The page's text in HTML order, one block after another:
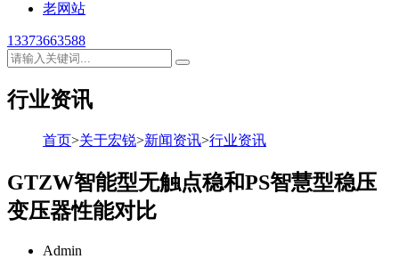
老网站
13373663588
行业资讯
首页>关于宏锐>新闻资讯>行业资讯
GTZW智能型无触点稳和PS智慧型稳压
变压器性能对比
Admin